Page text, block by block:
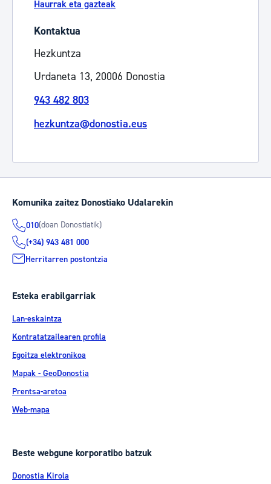
Haurrak eta gazteak
Kontaktua
Hezkuntza
Urdaneta 13, 20006 Donostia
943 482 803
hezkuntza@donostia.eus
Komunika zaitez Donostiako Udalarekin
010(doan Donostiatik)
(+34) 943 481 000
Herritarren postontzia
Esteka erabilgarriak
Lan-eskaintza
Kontratatzailearen profila
Egoitza elektronikoa
Mapak - GeoDonostia
Prentsa-aretoa
Web-mapa
Beste webgune korporatibo batzuk
Donostia Kirola